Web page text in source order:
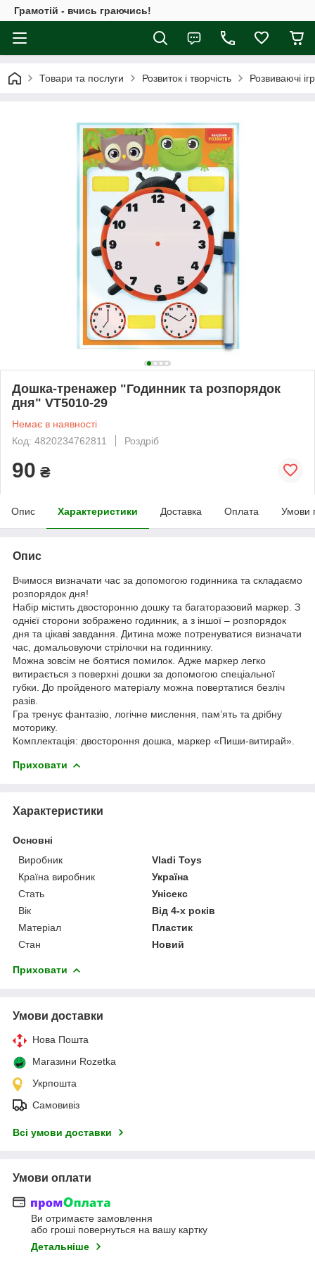
Грамотій - вчись граючись!
Товари та послуги Розвиток і творчість Розвиваючі
Дошка-тренажер "Годинник та розпорядок
дня" VT5010-29
Немає в наявності
Код: 4820234762811
Роздріб
90 ₴
Опис Характеристики Доставка Оплата Умови
Опис
Вчимося визначати час за допомогою годинника та складаємо
розпорядок дня!
Набір містить двосторонню дошку та багаторазовий маркер. З
однієї сторони зображено годинник, а з іншої – розпорядок
дня та цікаві завдання. Дитина може потренуватися визначати
час, домальовуючи стрілочки на годиннику.
Можна зовсім не боятися помилок. Адже маркер легко
витирається з поверхні дошки за допомогою спеціальної
губки. До пройденого матеріалу можна повертатися безліч
разів.
Гра тренує фантазію, логічне мислення, пам’ять та дрібну
моторику.
Комплектація: двостороння дошка, маркер «Пиши-витирай».
Приховати
Характеристики
Основні
Виробник
Vladi Toys
Країна виробник
Україна
Стать
Унісекс
Вік
Від 4-х років
Матеріал
Пластик
Стан
Новий
Приховати
Умови доставки
Нова Пошта
Магазини Rozetka
Укрпошта
Самовивіз
Всі умови доставки
Умови оплати
Ви отримаєте замовлення
або гроші повернуться на вашу картку
Детальніше